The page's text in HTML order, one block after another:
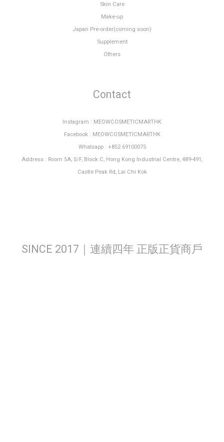
Skin Care
Make-up
Japan Pre-order(coming soon)
Supplement
Others
Contact
Instagram : MEOWCOSMETICMARTHK
Facebook : MEOWCOSMETICMARTHK
Whatsapp : +852 69100075
Address : Room 5A, 5/F, Block C, Hong Kong Industrial Centre, 489-491,
Castle Peak Rd, Lai Chi Kok
SINCE 2017｜連續四年 正版正貨商戶